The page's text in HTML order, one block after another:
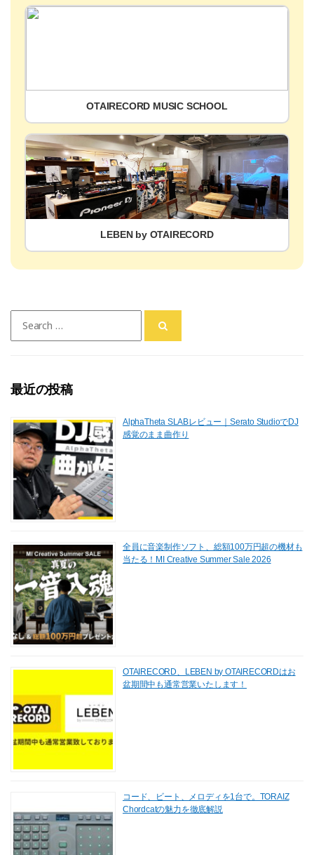
OTAIRECORD MUSIC SCHOOL
LEBEN by OTAIRECORD
for:
最近の投稿
AlphaTheta SLABレビュー｜Serato StudioでDJ
感覚のまま曲作り
全員に音楽制作ソフト、総額100万円超の機材も
当たる！MI Creative Summer Sale 2026
OTAIRECORD、LEBEN by OTAIRECORDはお
盆期間中も通常営業いたします！
コード、ビート、メロディを1台で。TORAIZ
Chordcatの魅力を徹底解説